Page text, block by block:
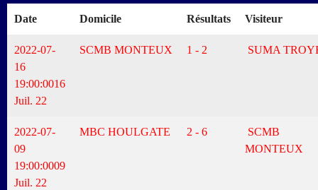
Date Domicile Résultats Visiteur
2022-07-
16
19:00:0016
Juil. 22
SCMB MONTEUX 1 - 2 SUMA
2022-07-
09
19:00:0009
Juil. 22
MBC HOULGATE 2 - 6
SCMB
MONTEUX